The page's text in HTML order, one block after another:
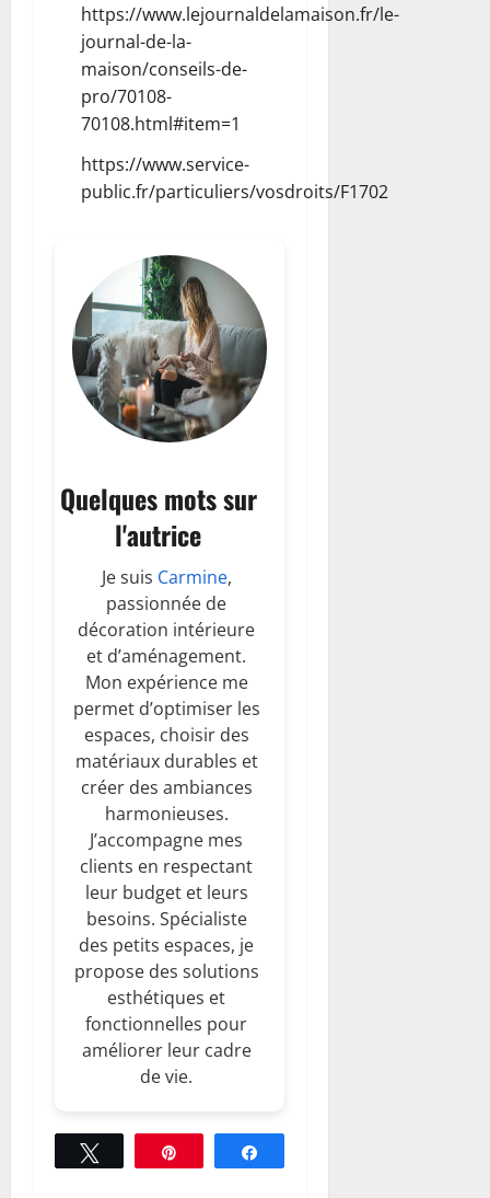
https://www.lejournaldelamaison.fr/le-
journal-de-la-
maison/conseils-de-
pro/70108-
70108.html#item=1
https://www.service-
public.fr/particuliers/vosdroits/F1702
Quelques mots sur
l'autrice
Je suis Carmine,
passionnée de
décoration intérieure
et d’aménagement.
Mon expérience me
permet d’optimiser les
espaces, choisir des
matériaux durables et
créer des ambiances
harmonieuses.
J’accompagne mes
clients en respectant
leur budget et leurs
besoins. Spécialiste
des petits espaces, je
propose des solutions
esthétiques et
fonctionnelles pour
améliorer leur cadre
de vie.
Tweetez